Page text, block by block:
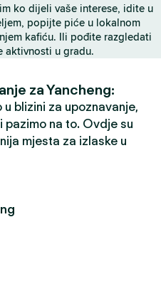
ko dijeli vaše interese, idite u
popijte piće u lokalnom
kafiću. Ili pođite razgledati
aktivnosti u gradu.
za Yancheng:
blizini za upoznavanje,
na to. Ovdje su
mjesta za izlaske u